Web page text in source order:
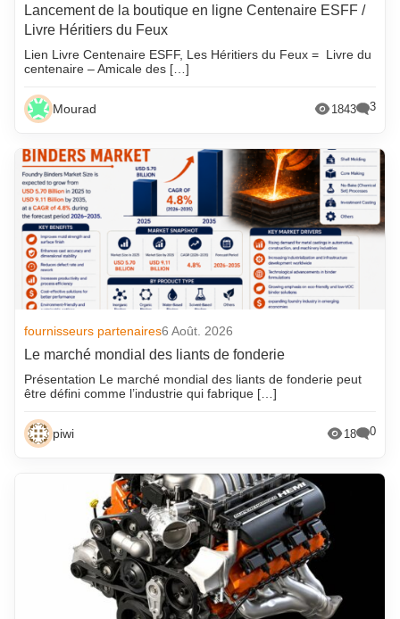
Lancement de la boutique en ligne Centenaire ESFF /
Livre Héritiers du Feux
Lien Livre Centenaire ESFF, Les Héritiers du Feux = Livre du
centenaire – Amicale des […]
Mourad 1843 3
fournisseurs partenaires6 Août. 2026
Le marché mondial des liants de fonderie
Présentation Le marché mondial des liants de fonderie peut
être défini comme l’industrie qui fabrique […]
piwi 18 0